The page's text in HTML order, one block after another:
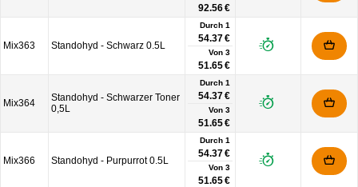
92.56 €
Mix363 Standohyd - Schwarz 0.5L
Durch 1
54.37 €
Von 3
51.65 €
Mix364
Standohyd - Schwarzer Toner
0,5L
Durch 1
54.37 €
Von 3
51.65 €
Mix366 Standohyd - Purpurrot 0.5L
Durch 1
54.37 €
Von 3
51.65 €